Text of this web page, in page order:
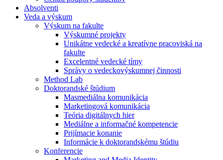
Absolventi
Veda a výskum
Výskum na fakulte
Výskumné projekty
Unikátne vedecké a kreatívne pracoviská na
fakulte
Excelentné vedecké tímy
Správy o vedeckovýskumnej činnosti
Method Lab
Doktorandské štúdium
Masmediálna komunikácia
Marketingová komunikácia
Teória digitálnych hier
Mediálne a informačné kompetencie
Prijímacie konanie
Informácie k doktorandskému štúdiu
Konferencie